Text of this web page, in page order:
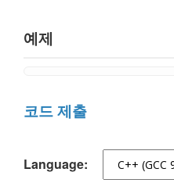
예제
코드 제출
Language: